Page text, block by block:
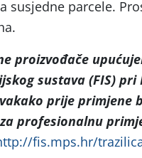
susjedne parcele.
proizvođače
sustava (FIS)
prije primjene
profesionalnu
fis.mps.hr/